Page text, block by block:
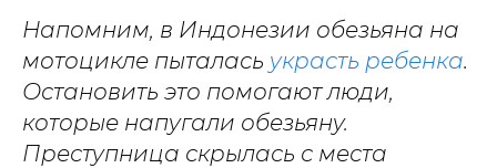
Напомним, в Индонезии обезьяна на
мотоцикле пыталась украсть ребенка.
Остановить это помогают люди,
которые напугали обезьяну.
Преступница скрылась с места